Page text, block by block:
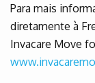
Para mais
diretamente à
Invacare Move